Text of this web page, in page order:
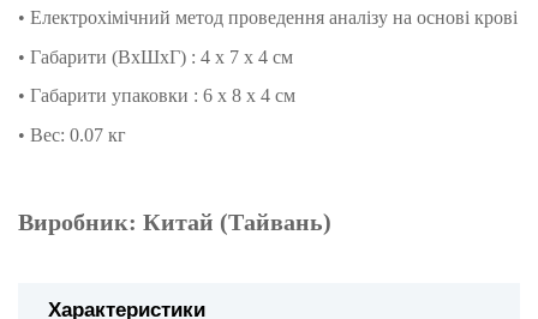
• Електрохімічний метод проведення аналізу на основі крові
• Габарити (ВхШхГ) : 4 x 7 x 4 см
• Габарити упаковки : 6 x 8 x 4 см
• Вес: 0.07 кг
Виробник: Китай (Тайвань)
Характеристики